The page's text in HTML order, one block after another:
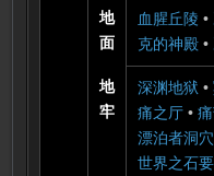
地
面
血腥丘陵 •
克的神殿 •
地
牢
深渊地狱 •
痛之厅 •
漂泊者洞穴
世界之石